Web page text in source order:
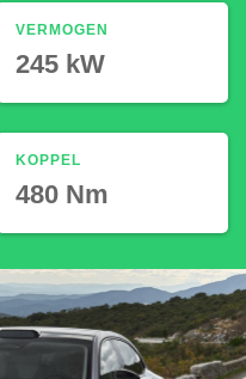
VERMOGEN
245 kW
KOPPEL
480 Nm